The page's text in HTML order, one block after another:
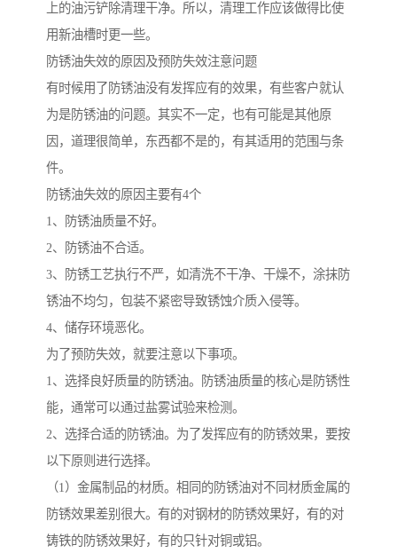
上的油污铲除清理干净。所以，清理工作应该做得比使
用新油槽时更一些。
防锈油失效的原因及预防失效注意问题
有时候用了防锈油没有发挥应有的效果，有些客户就认
为是防锈油的问题。其实不一定，也有可能是其他原
因，道理很简单，东西都不是的，有其适用的范围与条
件。
防锈油失效的原因主要有4个
1、防锈油质量不好。
2、防锈油不合适。
3、防锈工艺执行不严，如清洗不干净、干燥不，涂抹防
锈油不均匀，包装不紧密导致锈蚀介质入侵等。
4、储存环境恶化。
为了预防失效，就要注意以下事项。
1、选择良好质量的防锈油。防锈油质量的核心是防锈性
能，通常可以通过盐雾试验来检测。
2、选择合适的防锈油。为了发挥应有的防锈效果，要按
以下原则进行选择。
（1）金属制品的材质。相同的防锈油对不同材质金属的
防锈效果差别很大。有的对钢材的防锈效果好，有的对
铸铁的防锈效果好，有的只针对铜或铝。